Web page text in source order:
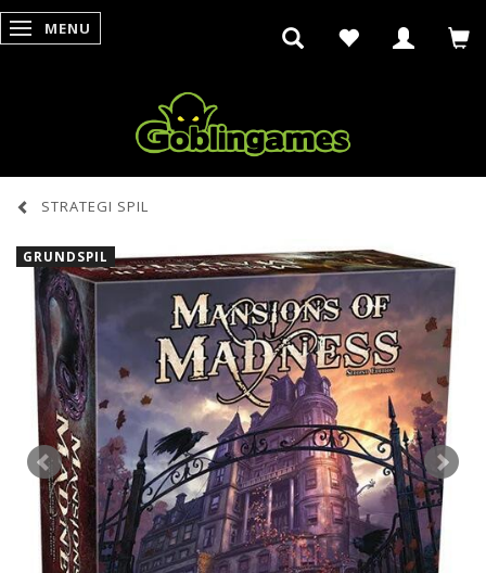
SKIFTE NAVIGATION
MENU
STRATEGI SPIL
GRUNDSPIL